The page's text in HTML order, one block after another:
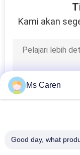
Kami akan
Ms Caren
Good day, what